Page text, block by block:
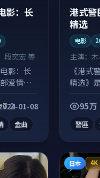
影：长
段奕宏 等
影：长
爱情向
区常有
7.2 01-08
金曲
港式警
精选
电影
主演：
等
《港式
精选》
度高，
95万
警匪
日本 4K